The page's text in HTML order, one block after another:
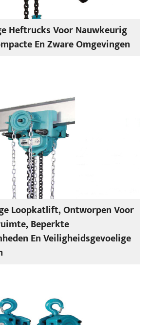
Heftrucks Voor Nauwkeurig
En Zware Omgevingen
Loopkatlift, Ontworpen Voor
Beperkte
En Veiligheidsgevoelige